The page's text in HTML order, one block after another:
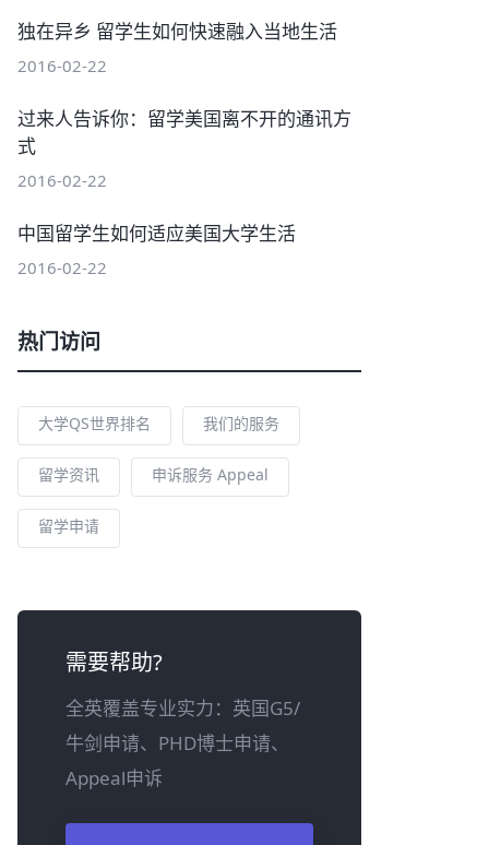
独在异乡 留学生如何快速融入当地生活
2016-02-22
过来人告诉你：留学美国离不开的通讯方
式
2016-02-22
中国留学生如何适应美国大学生活
2016-02-22
热门访问
大学QS世界排名 我们的服务
留学资讯 申诉服务 Appeal
留学申请
需要帮助?
全英覆盖专业实力：英国G5/
牛剑申请、PHD博士申请、
Appeal申诉